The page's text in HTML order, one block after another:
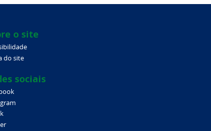
o site
do site
sociais